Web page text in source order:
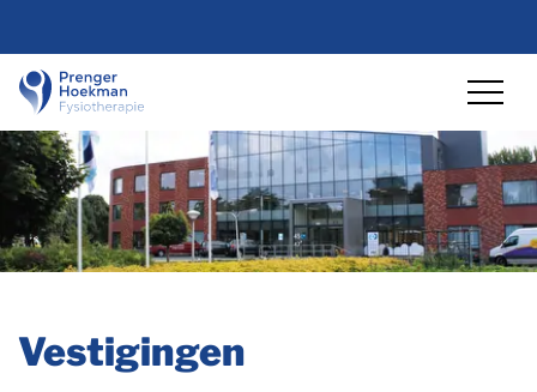
Lettergrootte
Lettergrootte
Hoog
Vestigingen